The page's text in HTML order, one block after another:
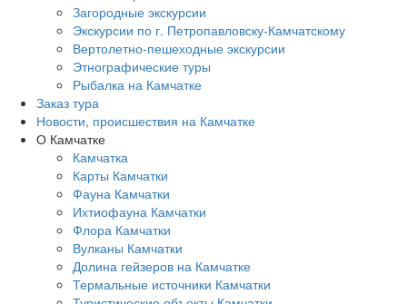
Загородные экскурсии
Экскурсии по г. Петропавловску-Камчатскому
Вертолетно-пешеходные экскурсии
Этнографические туры
Рыбалка на Камчатке
Заказ тура
Новости, происшествия на Камчатке
О Камчатке
Камчатка
Карты Камчатки
Фауна Камчатки
Ихтиофауна Камчатки
Флора Камчатки
Вулканы Камчатки
Долина гейзеров на Камчатке
Термальные источники Камчатки